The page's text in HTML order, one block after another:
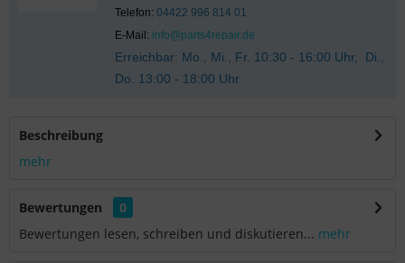
Telefon: 04422 996 814 01
E-Mail: info@parts4repair.de
Erreichbar: Mo., Mi., Fr. 10:30 - 16:00 Uhr, Di.,
Do. 13:00 - 18:00 Uhr
Beschreibung
mehr
Bewertungen
0
Bewertungen lesen, schreiben und diskutieren... mehr